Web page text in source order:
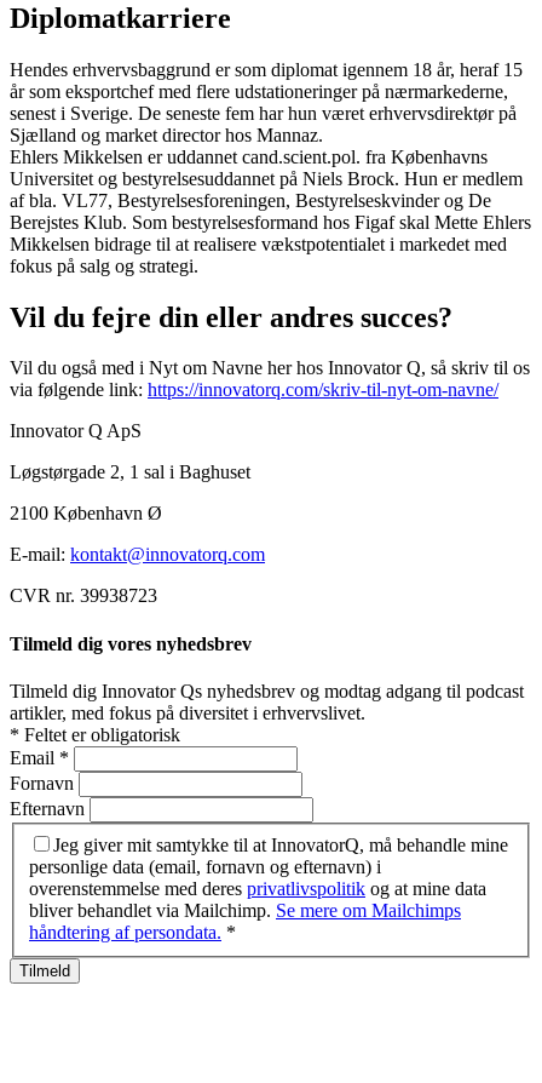
Diplomatkarriere
Hendes erhvervsbaggrund er som diplomat igennem 18 år, heraf 15
år som eksportchef med flere udstationeringer på nærmarkederne,
senest i Sverige. De seneste fem har hun været erhvervsdirektør på
Sjælland og market director hos Mannaz.
Ehlers Mikkelsen er uddannet cand.scient.pol. fra Københavns
Universitet og bestyrelsesuddannet på Niels Brock. Hun er medlem
af bla. VL77, Bestyrelsesforeningen, Bestyrelseskvinder og De
Berejstes Klub. Som bestyrelsesformand hos Figaf skal Mette Ehlers
Mikkelsen bidrage til at realisere vækstpotentialet i markedet med
fokus på salg og strategi.
Vil du fejre din eller andres succes?
Vil du også med i Nyt om Navne her hos Innovator Q, så skriv til os
via følgende link: https://innovatorq.com/skriv-til-nyt-om-navne/
Innovator Q ApS
Løgstørgade 2, 1 sal i Baghuset
2100 København Ø
E-mail: kontakt@innovatorq.com
CVR nr. 39938723
Tilmeld dig vores nyhedsbrev
Tilmeld dig Innovator Qs nyhedsbrev og modtag adgang til podcast
artikler, med fokus på diversitet i erhvervslivet.
* Feltet er obligatorisk
Email *
Fornavn
Efternavn
Jeg giver mit samtykke til at InnovatorQ, må behandle mine
personlige data (email, fornavn og efternavn) i
overenstemmelse med deres privatlivspolitik og at mine data
bliver behandlet via Mailchimp. Se mere om Mailchimps
håndtering af persondata. *